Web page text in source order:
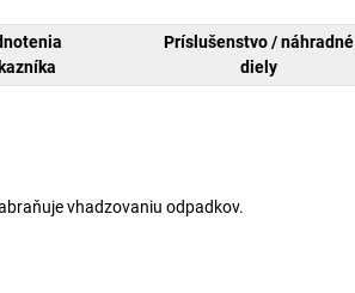
Príslušenstvo / náhradné
diely
vhadzovaniu odpadkov.